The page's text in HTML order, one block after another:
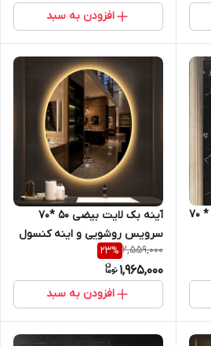
افزودن به سبد
آینه بک لایت دو کله گرد 50 * 70
آینه بک لایت بیضی 50 *70
سرویس روشویی و اینه کنسول
2,559,000
23%
1,965,000
افزودن به سبد